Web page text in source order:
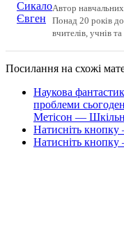
Автор навчальних
Понад 20 років
вчителів, учнів та
Посилання на схожі
Наукова
проблеми
Метісон —
Натисніть
Натисніть